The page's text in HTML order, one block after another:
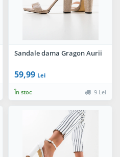
Sandale dama Gragon Aurii
59,99 Lei
În stoc 9 Lei